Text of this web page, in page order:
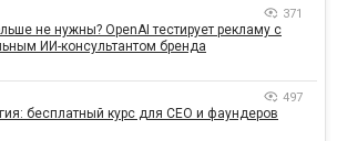
371
не нужны? OpenAI тестирует рекламу с
ИИ-консультантом бренда
497
бесплатный курс для CEO и фаундеров